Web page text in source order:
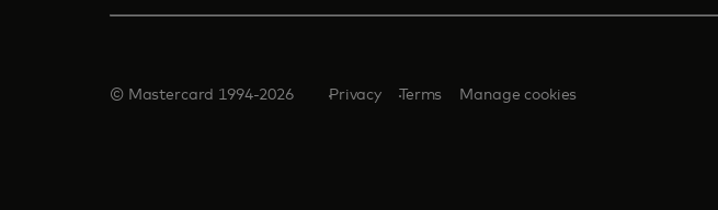
© Mastercard 1994-2026 Privacy Terms Manage cookies